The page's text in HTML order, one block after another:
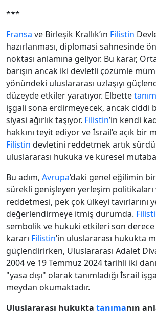
***
Fransa ve Birleşik Krallık’ın Filistin
hazırlanması, diplomasi sahnesinde
noktası anlamına geliyor. Bu karar, Orta
barışın ancak iki devletli çözümle
yönündeki uluslararası uzlaşıyı
düzeyde etkiler yaratıyor. Elbette
işgali sona erdirmeyecek, ancak ciddi
siyasi ağırlık taşıyor. Filistin’in kendi
hakkını teyit ediyor ve İsrail’e açık bir
Filistin devletini reddetmek artık
uluslararası hukuka ve küresel
Bu adım, Avrupa’daki genel eğilimin
sürekli genişleyen yerleşim
reddetmesi, pek çok ülkeyi tavırlarını
değerlendirmeye itmiş durumda.
sembolik ve hukuki etkileri son
kararı Filistin’in uluslararası hukukta
güçlendirirken, Uluslararası Adalet
2004 ve 19 Temmuz 2024 tarihli iki
"yasa dışı" olarak tanımladığı İsrail
meydan okumaktadır.
Uluslararası hukukta tanımanın